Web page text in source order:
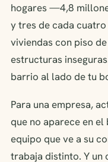
hogares —4,8
y tres de cada
viviendas con piso
estructuras
barrio al lado de tu
Para una empresa,
que no aparece en
equipo que ve a su
trabaja distinto. Y un